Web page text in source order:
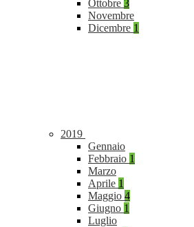
Ottobre 3
Novembre
Dicembre 1
2019
Gennaio
Febbraio 1
Marzo
Aprile 1
Maggio 4
Giugno 1
Luglio